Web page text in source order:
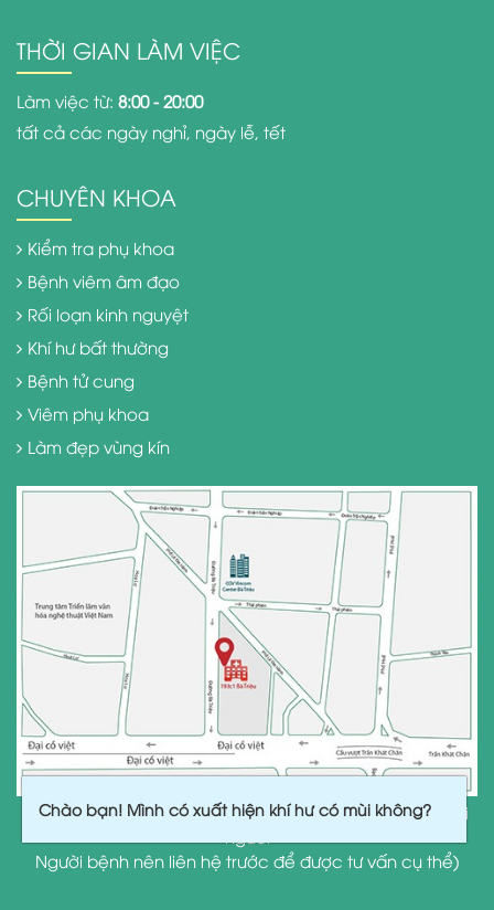
THỜI GIAN LÀM VIỆC
Làm việc từ: 8:00 - 20:00
tất cả các ngày nghỉ, ngày lễ, tết
CHUYÊN KHOA
Kiểm tra phụ khoa
Bệnh viêm âm đạo
Rối loạn kinh nguyệt
Khí hư bất thường
Bệnh tử cung
Viêm phụ khoa
Làm đẹp vùng kín
(Hiệu quả điều trị và hồi phục tùy thuộc vào cơ địa mỗi
Người bệnh nên liên hệ trước để được tư vấn cụ thể)
Chào bạn! Mình có xuất hiện khí hư có mùi không?